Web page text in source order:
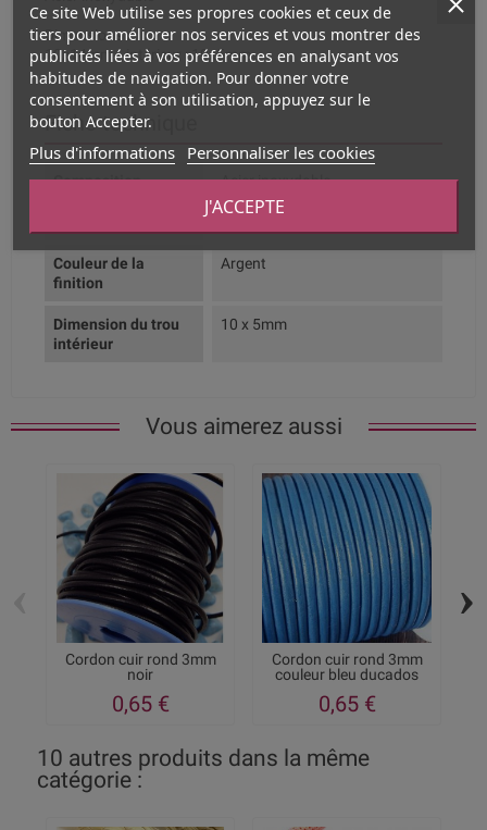
Dimensions :
10x14mm : intérieur : 10x5mm
Fiche technique
Composition Acier inoxydable
Couleur de la
finition
Argent
Dimension du trou
intérieur
10 x 5mm
Vous aimerez aussi
Cordon cuir rond 3mm
noir
0,65 €
Cordon cuir rond 3mm
couleur bleu ducados
0,65 €
›
10 autres produits dans la même
catégorie :
Ce site Web utilise ses propres cookies et ceux de
tiers pour améliorer nos services et vous montrer des
publicités liées à vos préférences en analysant vos
habitudes de navigation. Pour donner votre
consentement à son utilisation, appuyez sur le
bouton Accepter.
Plus d'informations Personnaliser les cookies
J'ACCEPTE